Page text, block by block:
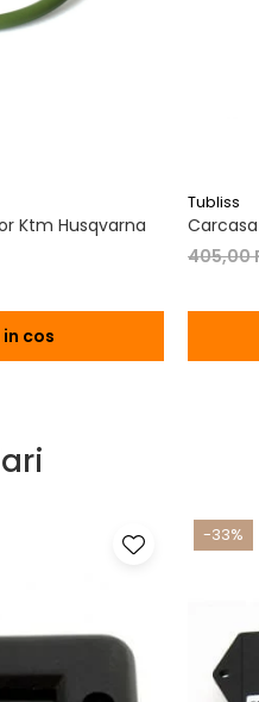
Ktm Husqvarna
cos
Tubliss
405,00
-33%